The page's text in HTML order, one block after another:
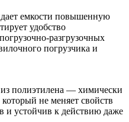
емкости повышенную
удобство
разгрузочных
погрузчика и
из полиэтилена — химически
не меняет свойств
и устойчив к действию даже